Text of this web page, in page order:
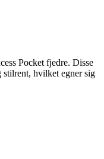
Pocket fjedre. Disse
stilrent, hvilket egner sig